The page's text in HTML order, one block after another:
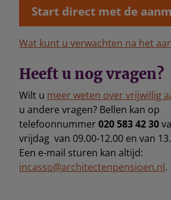
Start direct met de
Wat kunt u verwachten na het
Heeft u nog vragen?
Wilt u meer weten over vrijwillig
u andere vragen? Bellen kan op
telefoonnummer020 583 42 30
vrijdag van 09.00-12.00 en van
Een e-mail sturen kan altijd:
incasso@architectenpensioen.nl.